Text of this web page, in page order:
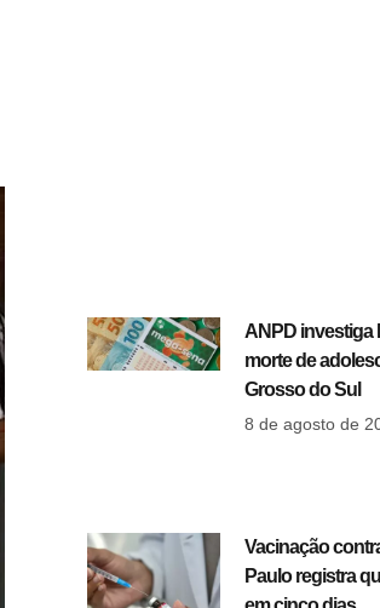
ANPD investiga
morte de
Grosso do Sul
8 de agosto de
Vacinação
Paulo registra